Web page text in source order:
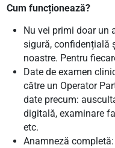
Cum funcționează?
Nu vei primi doar un
sigură, confidențială
noastre. Pentru
Date de examen
către un Operator
date precum:
digitală, examinare
etc.
Anamneză